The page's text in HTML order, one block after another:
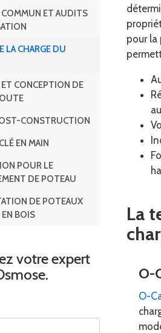
COMMUN ET AUDITS
LA CHARGE DU
CONCEPTION DE
CONSTRUCTION
EN MAIN
POUR LE
DE POTEAU
DE POTEAUX
BOIS
votre expert
pour la
La
O-
O-